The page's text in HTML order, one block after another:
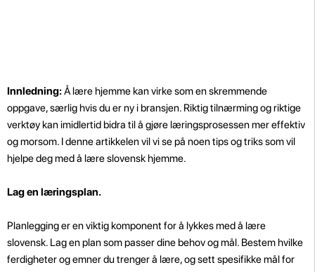
Innledning:Å lære hjemme kan virke som en skremmende
oppgave, særlig hvis du er ny i bransjen. Riktig tilnærming og riktige
verktøy kan imidlertid bidra til å gjøre læringsprosessen mer effektiv
og morsom. I denne artikkelen vil vi se på noen tips og triks som vil
hjelpe deg med å lære slovensk hjemme.
Lag en læringsplan.
Planlegging er en viktig komponent for å lykkes med å lære
slovensk. Lag en plan som passer dine behov og mål. Bestem hvilke
ferdigheter og emner du trenger å lære, og sett spesifikke mål for